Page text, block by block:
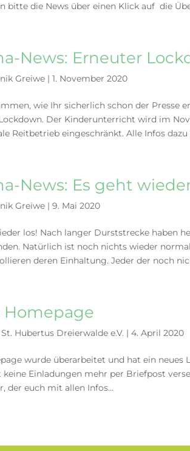
bitte die News über einen Klick auf die
News: Erneuter
Greiwe |1. November 2020
wie Ihr sicherlich schon der Presse
Der Kinderunterricht wird im
Reitbetrieb eingeschränkt. Alle Infos
News: Es geht
Greiwe |9. Mai 2020
los! Nach langer Durststrecke haben
Natürlich ist noch nichts wieder
deren Einhaltung. Jeder der noch
Homepage
St. Hubertus Dreierwalde e.V. |4. April 2020
wurde überarbeitet und hat ein
keine Einladungen mehr per Briefpost
der euch mit allen Infos...